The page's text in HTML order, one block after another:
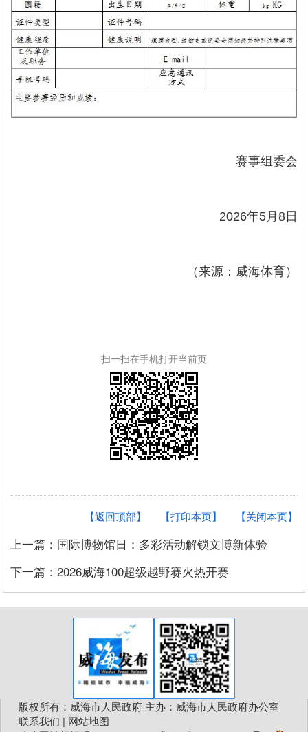
赛事组委会
2026年5月8日
（来源：威海体育）
扫一扫在手机打开当前页
【关闭本页】
【打印本页】
【返回顶部】
上一篇：国际博物馆日：多彩活动解锁文博新体验
下一篇：2026威海100超级越野赛火热开赛
版权所有：威海市人民政府 主办：威海市人民政府办公室
联系我们 | 网站地图